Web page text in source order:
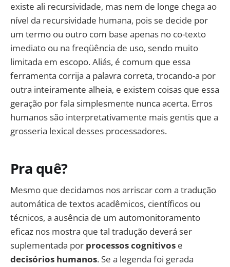
existe ali recursividade, mas nem de longe chega ao
nível da recursividade humana, pois se decide por
um termo ou outro com base apenas no co-texto
imediato ou na freqüência de uso, sendo muito
limitada em escopo. Aliás, é comum que essa
ferramenta corrija a palavra correta, trocando-a por
outra inteiramente alheia, e existem coisas que essa
geração por fala simplesmente nunca acerta. Erros
humanos são interpretativamente mais gentis que a
grosseria lexical desses processadores.
Pra quê?
Mesmo que decidamos nos arriscar com a tradução
automática de textos acadêmicos, científicos ou
técnicos, a ausência de um automonitoramento
eficaz nos mostra que tal tradução deverá ser
suplementada por processos cognitivos e
decisórios humanos. Se a legenda foi gerada